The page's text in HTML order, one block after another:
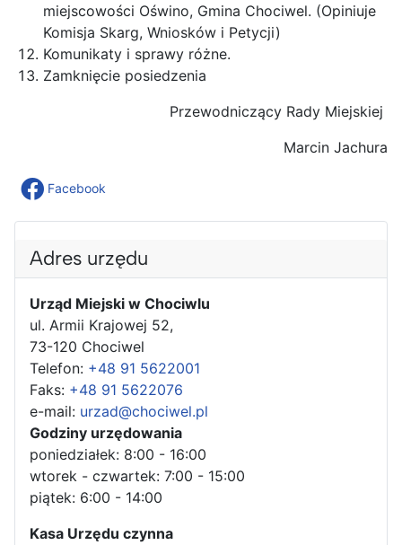
miejscowości Oświno, Gmina Chociwel. (Opiniuje
Komisja Skarg, Wniosków i Petycji)
Komunikaty i sprawy różne.
Zamknięcie posiedzenia
Przewodniczący Rady Miejskiej
Marcin Jachura
Facebook
Adres urzędu
Urząd Miejski w Chociwlu
ul. Armii Krajowej 52,
73-120 Chociwel
Telefon: +48 91 5622001
Faks: +48 91 5622076
e-mail: urzad@chociwel.pl
Godziny urzędowania
poniedziałek: 8:00 - 16:00
wtorek - czwartek: 7:00 - 15:00
piątek: 6:00 - 14:00
Kasa Urzędu czynna